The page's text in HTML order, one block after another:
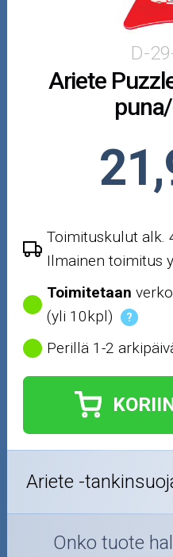
Öljyt ja kemikaalit
Outlet-tuotteet
D-
Ariete
Toimituskulut alk.
Ilmainen toimitus
Toimitetaan
(yli 10kpl)
?
Perillä 1-2
Ariete -
Onko tuote